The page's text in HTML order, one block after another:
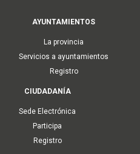
AYUNTAMIENTOS
La provincia
Servicios a ayuntamientos
Registro
CIUDADANÍA
Sede Electrónica
Participa
Registro